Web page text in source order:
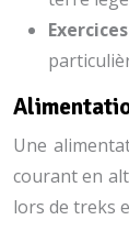
Une
courant en
lors de treks